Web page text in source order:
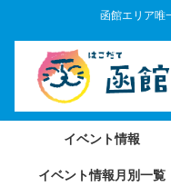
函館エリア唯
イベント情報
イベント情報月別一覧